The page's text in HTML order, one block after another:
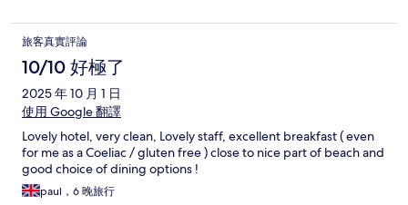
旅客真實評論
10/10 好極了
2025 年 10 月 1 日
使用 Google 翻譯
Lovely hotel, very clean, Lovely staff, excellent breakfast ( even
for me as a Coeliac / gluten free ) close to nice part of beach and
good choice of dining options !
paul，6 晚旅行